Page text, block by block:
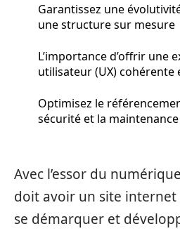
Garantissez une
une structure sur mesure
L’importance d’offrir une
utilisateur (UX) cohérente
Optimisez le
sécurité et la maintenance
Avec l’essor du
doit avoir un site
se démarquer et